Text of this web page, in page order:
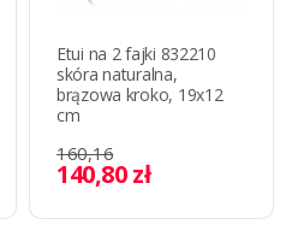
Etui na 2 fajki 832210
skóra naturalna,
brązowa kroko, 19x12
cm
160,16
140,80 zł